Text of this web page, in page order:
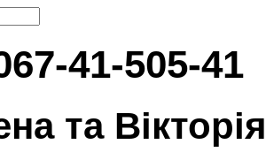
-41-505-41
та Вікторія